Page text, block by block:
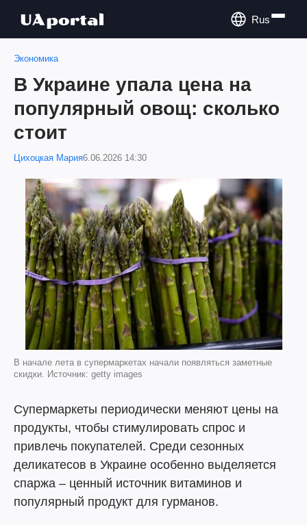
Rus
Экономика
В Украине упала цена на
популярный овощ: сколько
стоит
Цихоцкая Мария6.06.2026 14:30
В начале лета в супермаркетах начали появляться заметные
скидки. Источник: getty images
Супермаркеты периодически меняют цены на
продукты, чтобы стимулировать спрос и
привлечь покупателей. Среди сезонных
деликатесов в Украине особенно выделяется
спаржа – ценный источник витаминов и
популярный продукт для гурманов.